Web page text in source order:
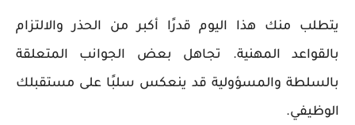
يتطلب منك هذا اليوم قدرًا أكبر من الحذر والالتزام
بالقواعد المهنية. تجاهل بعض الجوانب المتعلقة
بالسلطة والمسؤولية قد ينعكس سلبًا على مستقبلك
الوظيفي.